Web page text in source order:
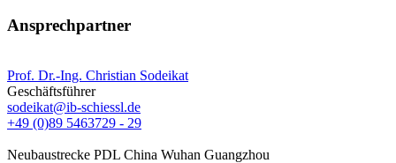
Ansprechpartner
Prof. Dr.-Ing. Christian Sodeikat
Geschäftsführer
sodeikat@ib-schiessl.de
+49 (0)89 5463729 - 29
Neubaustrecke PDL China Wuhan Guangzhou